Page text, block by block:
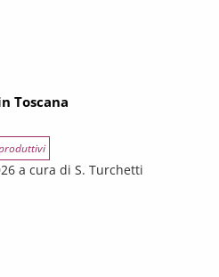
Toscana
a cura di S. Turchetti